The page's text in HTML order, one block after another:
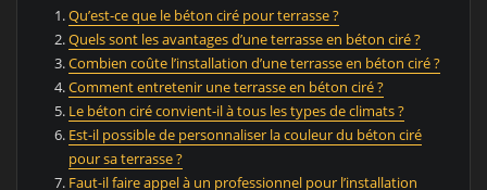
Qu’est-ce que le béton ciré pour terrasse ?
Quels sont les avantages d’une terrasse en béton ciré ?
Combien coûte l’installation d’une terrasse en béton ciré ?
Comment entretenir une terrasse en béton ciré ?
Le béton ciré convient-il à tous les types de climats ?
Est-il possible de personnaliser la couleur du béton ciré
pour sa terrasse ?
Faut-il faire appel à un professionnel pour l’installation